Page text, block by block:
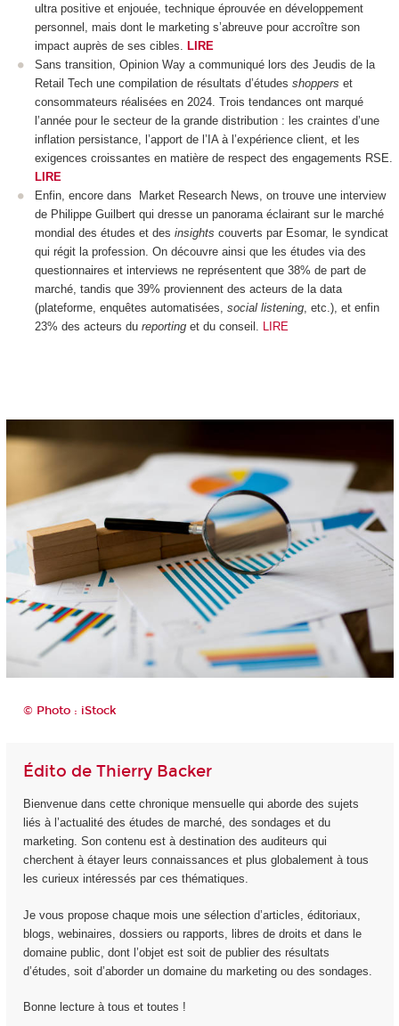
ultra positive et enjouée, technique éprouvée en développement
personnel, mais dont le marketing s’abreuve pour accroître son
impact auprès de ses cibles.
LIRE
Sans transition, Opinion Way a communiqué lors des Jeudis de la
Retail Tech une compilation de résultats d’études shoppers et
consommateurs réalisées en 2024. Trois tendances ont marqué
l’année pour le secteur de la grande distribution : les craintes d’une
inflation persistance, l’apport de l’IA à l’expérience client, et les
exigences croissantes en matière de respect des engagements RSE.
LIRE
Enfin, encore dans Market Research News, on trouve une interview
de Philippe Guilbert qui dresse un panorama éclairant sur le marché
mondial des études et des insights couverts par Esomar, le syndicat
qui régit la profession. On découvre ainsi que les études via des
questionnaires et interviews ne représentent que 38% de part de
marché, tandis que 39% proviennent des acteurs de la data
(plateforme, enquêtes automatisées, social listening , etc.), et enfin
23% des acteurs du reporting et du conseil. LIRE
© Photo : iStock
Édito de Thierry Backer
Bienvenue dans cette chronique mensuelle qui aborde des sujets
liés à l’actualité des études de marché, des sondages et du
marketing. Son contenu est à destination des auditeurs qui
cherchent à étayer leurs connaissances et plus globalement à tous
les curieux intéressés par ces thématiques.
Je vous propose chaque mois une sélection d’articles, éditoriaux,
blogs, webinaires, dossiers ou rapports, libres de droits et dans le
domaine public, dont l’objet est soit de publier des résultats
d’études, soit d’aborder un domaine du marketing ou des sondages.
Bonne lecture à tous et toutes !